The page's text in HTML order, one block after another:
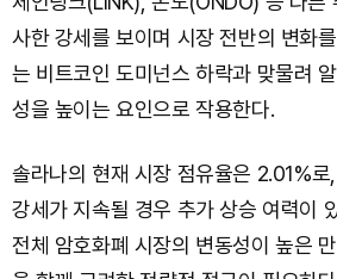
사한 강세를 보이며 시장 전반의 변화
는 비트코인 도미넌스 하락과 맞물려
성을 높이는 요인으로 작용한다.
솔라나의 현재 시장 점유율은 2.01%로
강세가 지속될 경우 추가 상승 여력이
전체 암호화폐 시장의 변동성이 높은